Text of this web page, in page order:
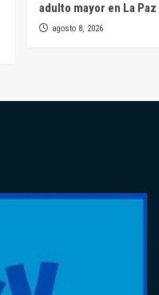
adulto mayor en La Paz
agosto 8, 2026